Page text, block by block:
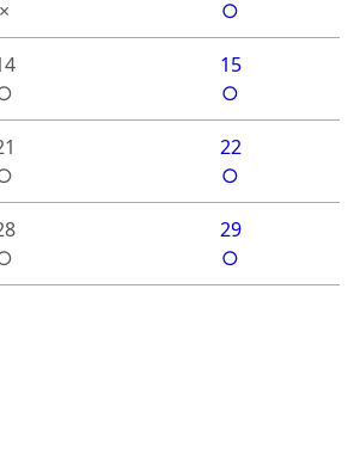
×
○
15
○
22
○
29
○